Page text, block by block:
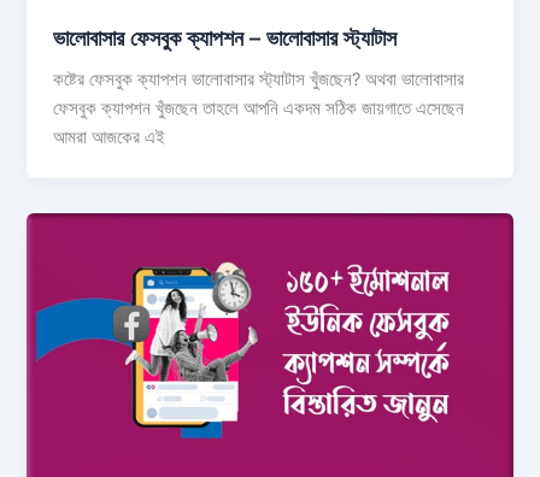
ভালোবাসার ফেসবুক ক্যাপশন – ভালোবাসার স্ট্যাটাস
কষ্টের ফেসবুক ক্যাপশন ভালোবাসার স্ট্যাটাস খুঁজছেন? অথবা ভালোবাসার
ফেসবুক ক্যাপশন খুঁজছেন তাহলে আপনি একদম সঠিক জায়গাতে এসেছেন
আমরা আজকের এই